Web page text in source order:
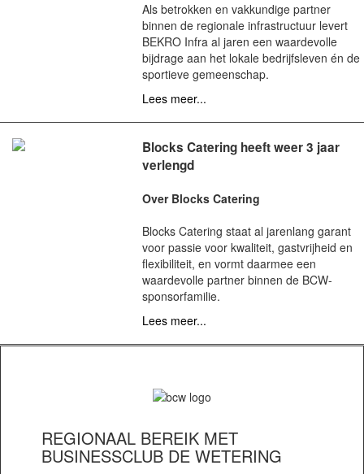
Als betrokken en vakkundige partner
binnen de regionale infrastructuur levert
BEKRO Infra al jaren een waardevolle
bijdrage aan het lokale bedrijfsleven én de
sportieve gemeenschap.
Lees meer...
Blocks Catering heeft weer 3 jaar
verlengd
Over Blocks Catering
Blocks Catering staat al jarenlang garant
voor passie voor kwaliteit, gastvrijheid en
flexibiliteit, en vormt daarmee een
waardevolle partner binnen de BCW-
sponsorfamilie.
Lees meer...
REGIONAAL BEREIK MET
BUSINESSCLUB DE WETERING